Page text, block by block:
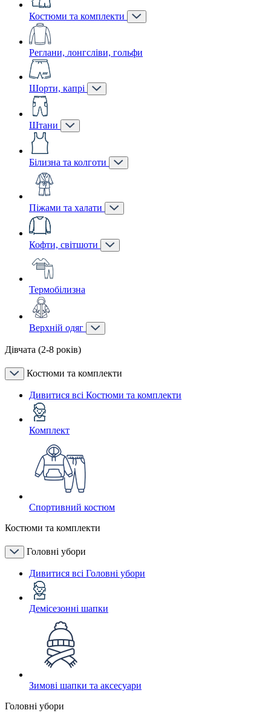
Костюми та комплекти
Реглани, лонгсліви, гольфи
Шорти, капрі
Штани
Білизна та колготи
Піжами та халати
Кофти, світшоти
Термобілизна
Верхній одяг
Дівчата (2-8 років)
Костюми та комплекти
Дивитися всі Костюми та комплекти
Комплект
Спортивний костюм
Костюми та комплекти
Головні убори
Дивитися всі Головні убори
Демісезонні шапки
Зимові шапки та аксесуари
Головні убори